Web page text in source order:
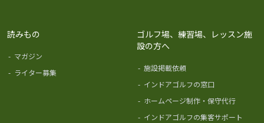
読みもの
- マガジン
- ライター募集
ゴルフ場、練習場、レッスン施
設の方へ
- 施設掲載依頼
- インドアゴルフの窓口
- ホームページ制作・保守代行
- インドアゴルフの集客サポート